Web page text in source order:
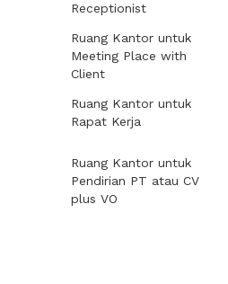
Receptionist
Ruang Kantor untuk
Meeting Place with
Client
Ruang Kantor untuk
Rapat Kerja
Ruang Kantor untuk
Pendirian PT atau CV
plus VO